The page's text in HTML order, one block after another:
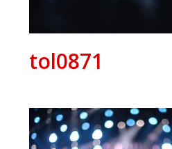
tol0871